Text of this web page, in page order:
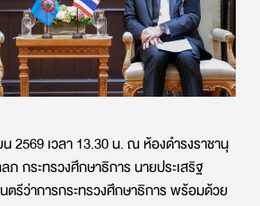
2569 เวลา 13.30 น. ณ ห้องดำรงราชานุ
ภ กระทรวงศึกษาธิการ นายประเสริฐ
ตรีว่าการกระทรวงศึกษาธิการ พร้อมด้วย